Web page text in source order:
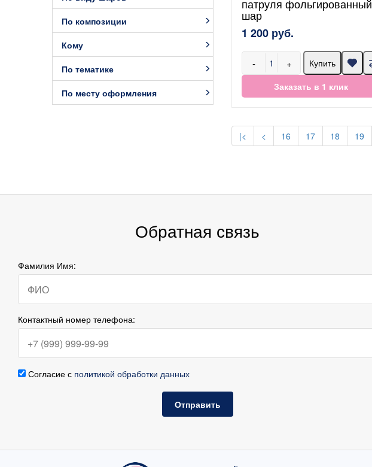
По композиции
Кому
По тематике
По месту оформления
патруля фольгированный
шар
1 200 руб.
- +
Купить
Заказать в 1 клик
|< < 16 17 18 19
Обратная связь
Фамилия Имя:
Контактный номер телефона:
Согласие с политикой обработки данных
Отправить